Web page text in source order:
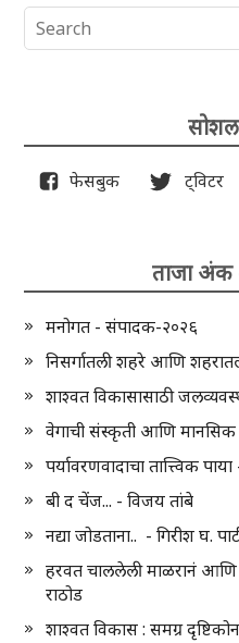
सोशल
फेसबुक ट्विटर
ताजा अंक
मनोगत - संपादक-२०२६
निसर्गातली शहरे आणि
शाश्वत विकासासाठी
वेगाची संस्कृती आणि मानसिक
पर्यावरणवादाचा तात्त्विक
बी द चेंज... - विजय तांबे
नद्या जोडताना.. - गिरीश घ.
हरवत चाललेली माळरानं आणि
राठोड
शाश्वत विकास : समग्र